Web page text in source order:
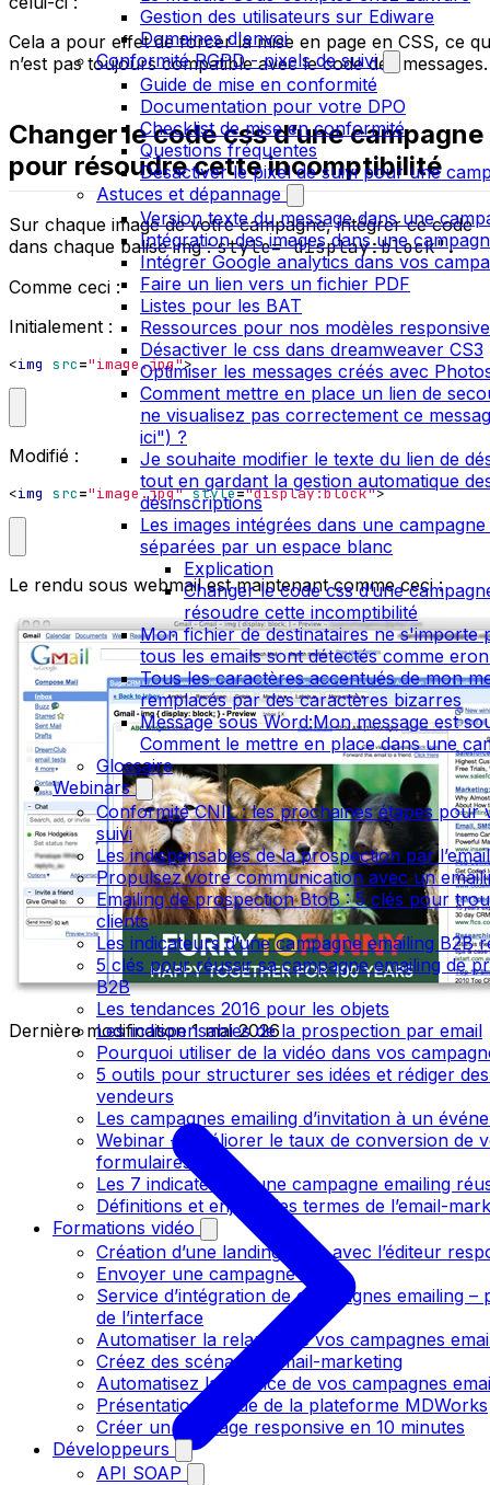
Gestion des utilisateurs sur Ediware
Domaines d'envoi
Conformité RGPD - pixels de suivi
Guide de mise en conformité
Documentation pour votre DPO
Checklist de mise en conformité
Questions fréquentes
Désactiver le pixel de suivi pour une
Astuces et dépannage
Version texte du message dans une
Intégration des images dans une
Intégrer Google analytics dans vos
Faire un lien vers un fichier PDF
Listes pour les BAT
Ressources pour nos modèles
Désactiver le css dans dreamweaver CS3
Optimiser les messages créés avec
Comment mettre en place un lien de
ne visualisez pas correctement ce
ici") ?
Je souhaite modifier le texte du lien de
tout en gardant la gestion automatique
désinscriptions
Les images intégrées dans une
séparées par un espace blanc
Explication
Changer le code css d’une
résoudre cette incomptibilité
Mon fichier de destinataires ne s'importe
tous les emails sont détectés comme
Tous les caractères accentués de mon
remplacés par des caractères bizarres
Message sous Word:Mon message est
Comment le mettre en place dans une
Glossaire
Webinars
Conformité CNIL : les prochaines étapes pour
suivi
Les indispensables de la prospection par
Propulsez votre communication avec un
Emailing de prospection BtoB : 5 clés pour
clients
Les indicateurs d’une campagne emailing B2B
5 clés pour réussir sa campagne emailing de
B2B
Les tendances 2016 pour les objets
Les indispensables de la prospection par email
Pourquoi utiliser de la vidéo dans vos
5 outils pour structurer ses idées et rédiger
vendeurs
Les campagnes emailing d’invitation à un
Webinar – améliorer le taux de conversion de
formulaires
Les 7 indicateurs d’une campagne emailing
Définitions et enjeux des termes de l’email-
Formations vidéo
Création d’une landing page avec l’éditeur
Envoyer une campagne SMS
Service d’intégration de campagnes emailing –
de l’interface
Automatiser la relance de vos campagnes
Créez des scénarios email-marketing
Automatisez la relance de vos campagnes
Présentation rapide de la plateforme MDWorks
Créer un message responsive en 10 minutes
Développeurs
API SOAP
Cela a pour effet de forcer la mise en page en CSS, ce
n’est pas toujours compatible avec le code des messages.
Changer le code css d’une campagne
pour résoudre cette incomptibilité
Sur chaque image de votre campagne, intégrer ce code
dans chaque balise img :style="display:block".
Comme ceci :
Initialement :
<img src="image.jpg">
Modifié :
<img src="image.jpg" style="display:block">
Le rendu sous webmail est maintenant comme ceci :
Dernière modification1 mai 2026